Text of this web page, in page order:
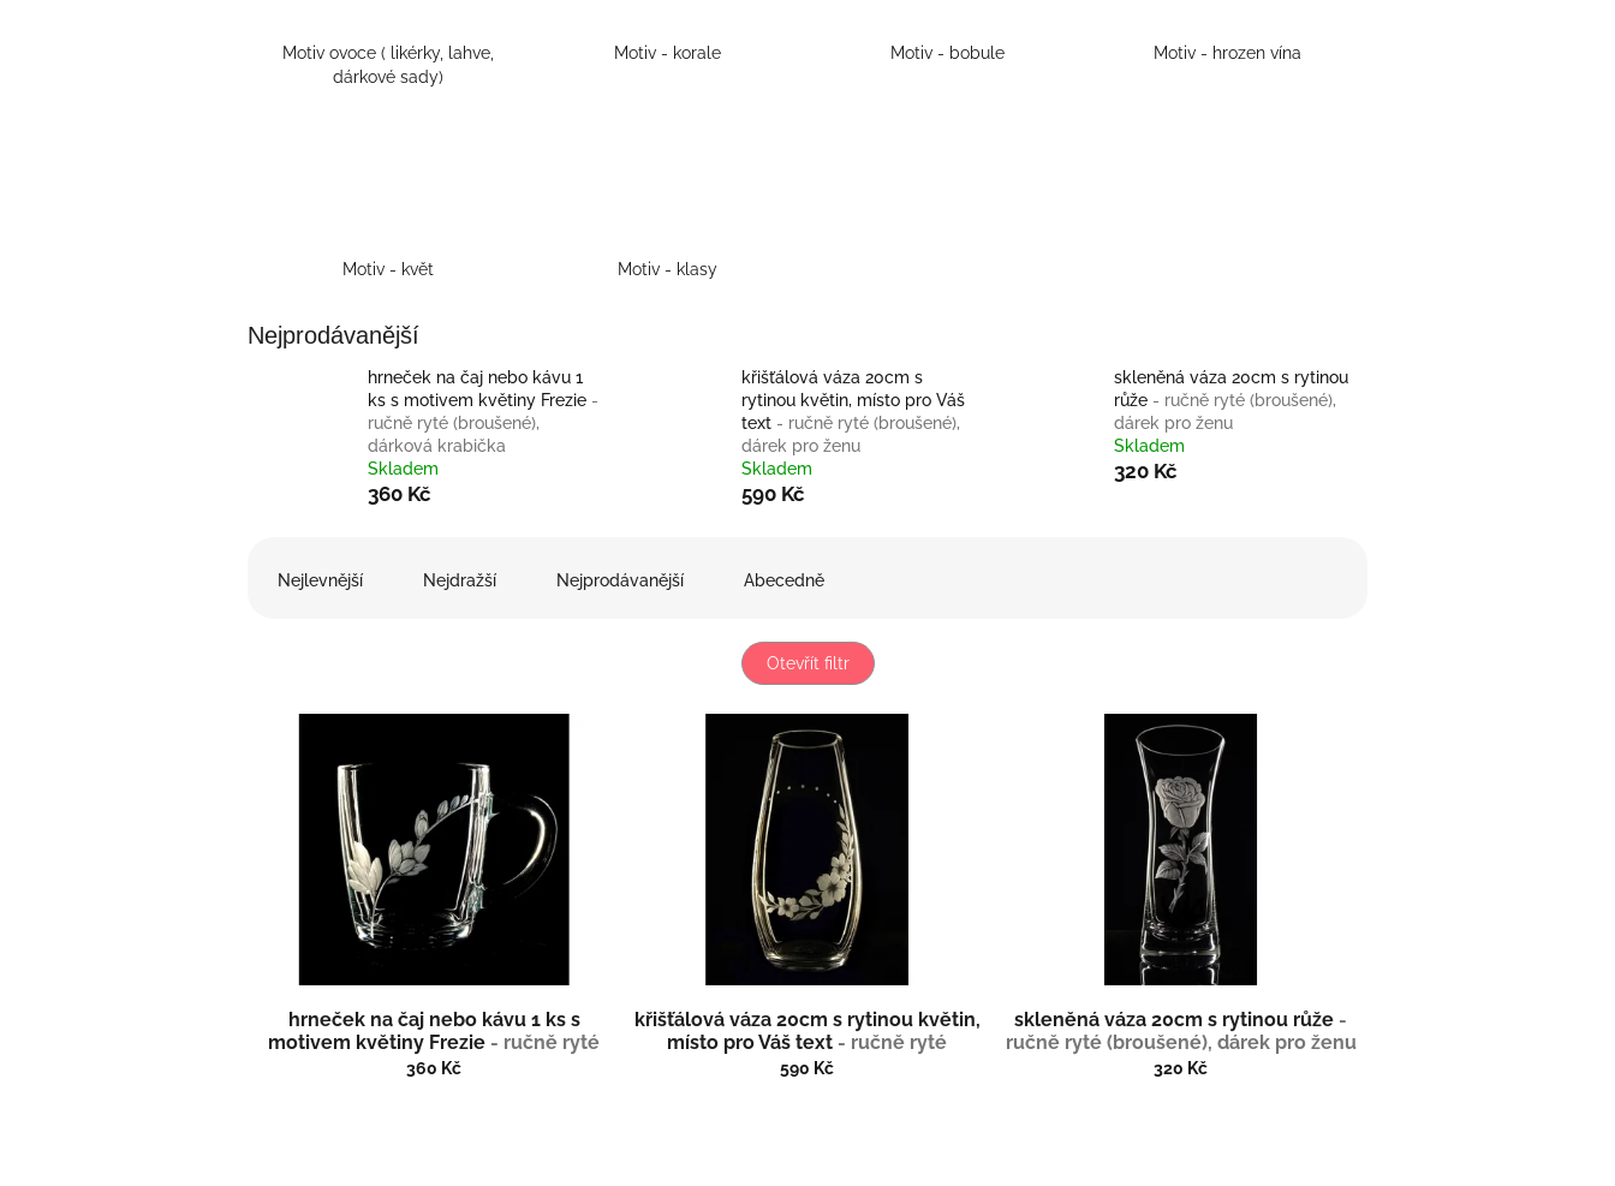
Motiv ovoce ( likérky, lahve,
dárkové sady)
Motiv - korale Motiv - bobule Motiv - hrozen vína
Motiv - květ Motiv - klasy
Nejprodávanější
hrneček na čaj nebo kávu 1
ks s motivem květiny Frezie -
ručně ryté (broušené),
dárková krabička
Skladem
360 Kč
křišťálová váza 20cm s
rytinou květin, místo pro Váš
text - ručně ryté (broušené),
dárek pro ženu
Skladem
590 Kč
skleněná váza 20cm s rytinou
růže - ručně ryté (broušené),
dárek pro ženu
Skladem
320 Kč
Nejlevnější Nejdražší Nejprodávanější Abecedně
Otevřít filtr
hrneček na čaj nebo kávu 1 ks s
motivem květiny Frezie - ručně ryté
(broušené), dárková krabička
360 Kč
křišťálová váza 20cm s rytinou květin,
místo pro Váš text - ručně ryté
(broušené), dárek pro ženu
590 Kč
skleněná váza 20cm s rytinou růže -
ručně ryté (broušené), dárek pro ženu
320 Kč